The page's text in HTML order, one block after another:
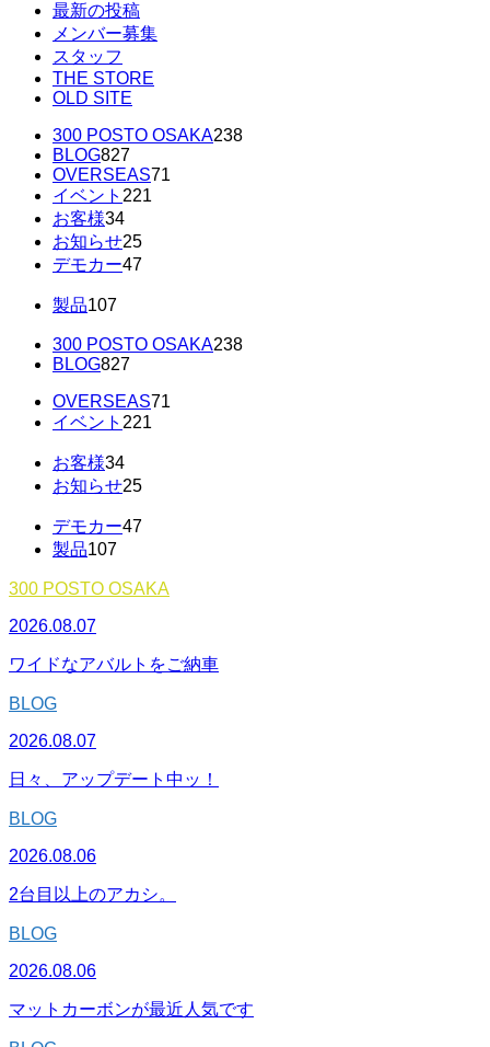
最新の投稿
メンバー募集
スタッフ
THE STORE
OLD SITE
300 POSTO OSAKA238
BLOG827
OVERSEAS71
イベント 221
お客様34
お知らせ25
デモカー47
製品107
300 POSTO OSAKA238
BLOG827
OVERSEAS71
イベント 221
お客様34
お知らせ25
デモカー47
製品107
300 POSTO OSAKA
2026.08.07
ワイドなアバルトをご納車
BLOG
2026.08.07
日々、アップデート中ッ！
BLOG
2026.08.06
2台目以上のアカシ。
BLOG
2026.08.06
マットカーボンが最近人気です